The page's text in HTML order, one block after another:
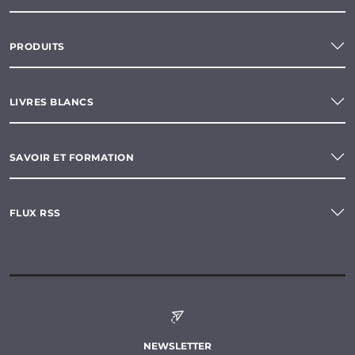
PRODUITS
LIVRES BLANCS
SAVOIR ET FORMATION
FLUX RSS
NEWSLETTER